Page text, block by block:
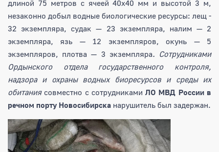
длиной 75 метров с ячеей 40х40 мм и высотой 3 м,
незаконно добыл водные биологические ресурсы: лещ -
32 экземпляра, судак — 23 экземпляра, налим — 2
экземпляра, язь — 12 экземпляров, окунь — 5
экземпляров, плотва — 3 экземпляра. Сотрудниками
Ордынского отдела государственного контроля,
надзора и охраны водных биоресурсов и среды их
обитаниясовместно с сотрудникамиЛО МВД России в
речном порту Новосибирска нарушитель был задержан.